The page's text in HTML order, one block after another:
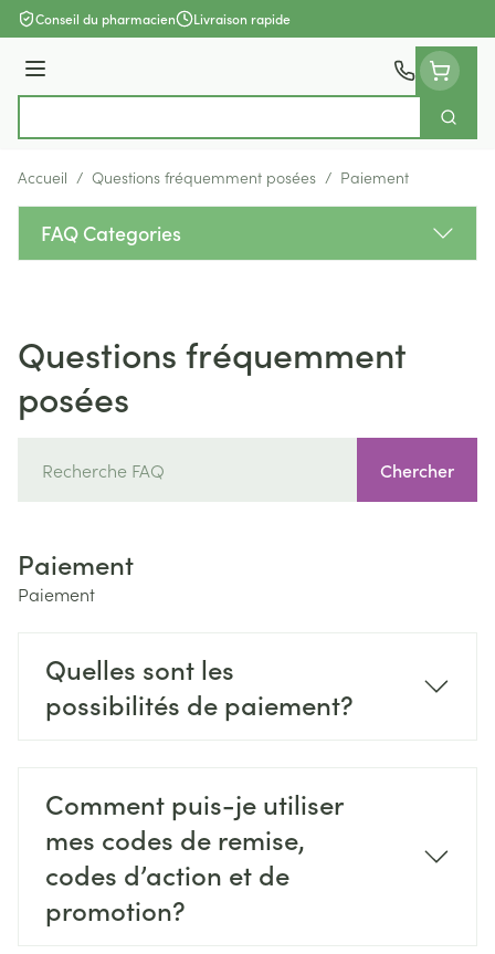
Aller au contenu
Conseil du pharmacien Livraison rapide
Menu
Accueil / Questions fréquemment posées / Paiement
FAQ Categories
Questions fréquemment
posées
Chercher
Paiement
Paiement
Quelles sont les
possibilités de paiement?
Comment puis-je utiliser
mes codes de remise,
codes d’action et de
promotion?